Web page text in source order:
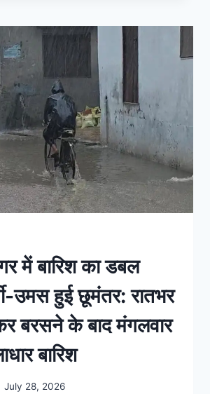
में बारिश का डबल
उमस हुई छूमंतर: रातभर
बरसने के बाद मंगलवार
बारिश
July 28, 2026